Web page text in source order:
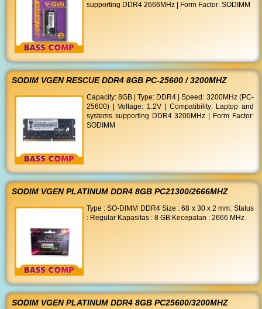
supporting DDR4 2666MHz | Form Factor: SODIMM
SODIM VGEN RESCUE DDR4 8GB PC-25600 / 3200MHZ
Capacity: 8GB | Type: DDR4 | Speed: 3200MHz (PC-
25600) | Voltage: 1.2V | Compatibility: Laptop and
systems supporting DDR4 3200MHz | Form Factor:
SODIMM
SODIM VGEN PLATINUM DDR4 8GB PC21300/2666MHZ
Type : SO-DIMM DDR4 Size : 68 x 30 x 2 mm: Status
: Regular Kapasitas : 8 GB Kecepatan : 2666 MHz
SODIM VGEN PLATINUM DDR4 8GB PC25600/3200MHZ